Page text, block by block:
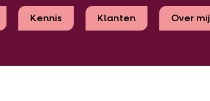
Kennis Klanten Over mij